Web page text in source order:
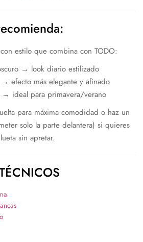
estilo que combina con TODO:
→ look diario estilizado
efecto más elegante y afinado
→ ideal para primavera/verano
para máxima comodidad o haz un
solo la parte delantera) si quieres
sin apretar.